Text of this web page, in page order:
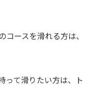
ースを滑れる方は、
って滑りたい方は、ト